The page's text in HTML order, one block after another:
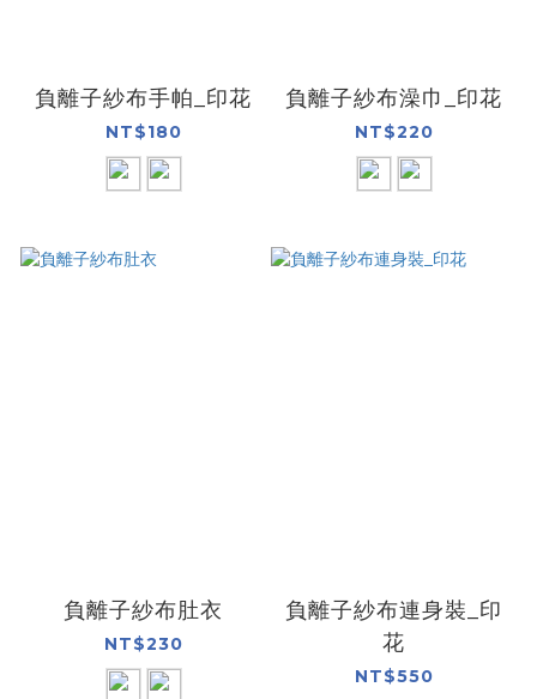
負離子紗布手帕_印花
NT$180
負離子紗布澡巾_印花
NT$220
負離子紗布肚衣
NT$230
負離子紗布連身裝_印
花
NT$550